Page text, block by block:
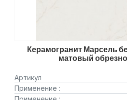
Керамогранит Марсель
матовый
Артикул
Применение :